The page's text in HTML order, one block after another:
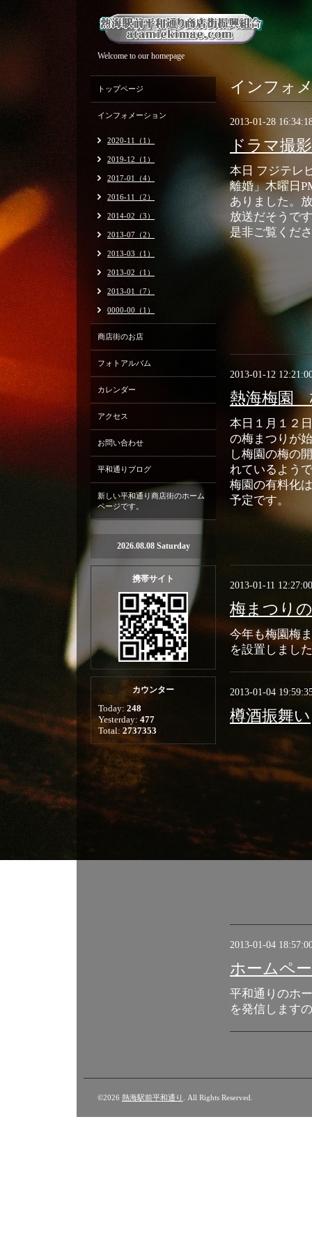
Welcome to our homepage
インフォ
2013-01-28
ドラマ撮影
本日 フジテレ
離婚」木曜日
ありました。
放送だそうで
是非ご覧くだ
2013-01-12
熱海梅園
本日１月１２
の梅まつりが
し梅園の梅の
れているよう
梅園の有料化
予定です。
2013-01-11 12:27:00
梅まつり
今年も梅園梅
を設置しまし
2013-01-04
樽酒振舞い
2013-01-04
ホームペ
平和通りのホ
を発信します
トップページ
インフォメーション
2020-11（1）
2019-12（1）
2017-01（4）
2016-11（2）
2014-02（3）
2013-07（2）
2013-03（1）
2013-02（1）
2013-01（7）
0000-00（1）
商店街のお店
フォトアルバム
カレンダー
アクセス
お問い合わせ
平和通りブログ
新しい平和通り商店街のホーム
ページです。
2026.08.08 Saturday
携帯サイト
カウンター
Today: 248
Yesterday: 477
Total:2737353
©2026 熱海駅前平和通り . All Rights Reserved.